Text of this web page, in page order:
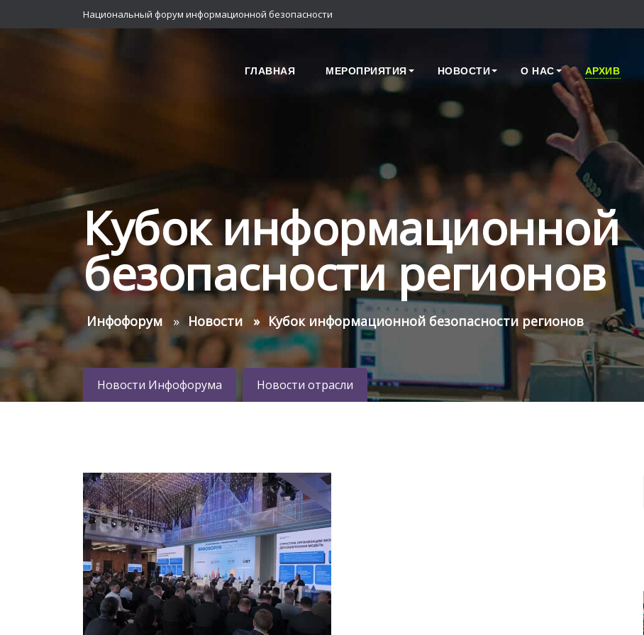
Национальный форум информационной безопасности
ГЛАВНАЯ МЕРОПРИЯТИЯ НОВОСТИ О НАС АРХИВ
Кубок информационной
безопасности регионов
Инфофорум Новости Кубок информационной безопасности регионов
Новости Инфофорума Новости отрасли